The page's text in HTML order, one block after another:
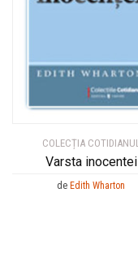
COLECȚIA COTIDIANUL
Varsta inocentei
de Edith Wharton